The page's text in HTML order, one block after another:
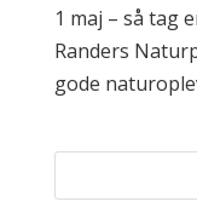
1 maj – så tag
Randers
gode